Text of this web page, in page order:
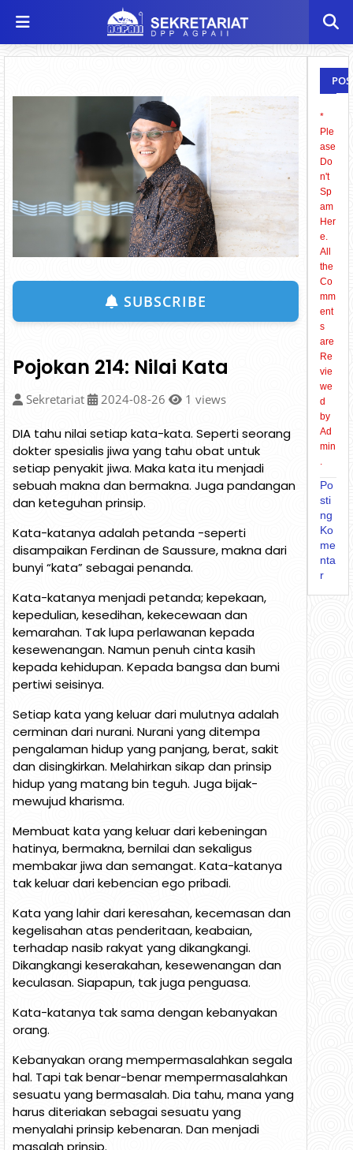
SUBSCRIBE
Pojokan 214: Nilai Kata
Sekretariat 2024-08-26 1 views
DIA tahu nilai setiap kata-kata. Seperti seorang
dokter spesialis jiwa yang tahu obat untuk
setiap penyakit jiwa. Maka kata itu menjadi
sebuah makna dan bermakna. Juga pandangan
dan keteguhan prinsip.
Kata-katanya adalah petanda -seperti
disampaikan Ferdinan de Saussure, makna dari
bunyi “kata” sebagai penanda.
Kata-katanya menjadi petanda; kepekaan,
kepedulian, kesedihan, kekecewaan dan
kemarahan. Tak lupa perlawanan kepada
kesewenangan. Namun penuh cinta kasih
kepada kehidupan. Kepada bangsa dan bumi
pertiwi seisinya.
Setiap kata yang keluar dari mulutnya adalah
cerminan dari nurani. Nurani yang ditempa
pengalaman hidup yang panjang, berat, sakit
dan disingkirkan. Melahirkan sikap dan prinsip
hidup yang matang bin teguh. Juga bijak-
mewujud kharisma.
Membuat kata yang keluar dari kebeningan
hatinya, bermakna, bernilai dan sekaligus
membakar jiwa dan semangat. Kata-katanya
tak keluar dari kebencian ego pribadi.
Kata yang lahir dari keresahan, kecemasan dan
kegelisahan atas penderitaan, keabaian,
terhadap nasib rakyat yang dikangkangi.
Dikangkangi keserakahan, kesewenangan dan
keculasan. Siapapun, tak juga penguasa.
Kata-katanya tak sama dengan kebanyakan
orang.
Kebanyakan orang mempermasalahkan segala
hal. Tapi tak benar-benar mempermasalahkan
sesuatu yang bermasalah. Dia tahu, mana yang
harus diteriakan sebagai sesuatu yang
menyalahi prinsip kebenaran. Dan menjadi
masalah prinsip.
*
Ple
ase
Do
n't
Sp
am
Her
e.
All
the
Co
mm
ent
s
are
Re
vie
we
d
by
Ad
min
.
Po
sti
ng
Ko
me
nta
r